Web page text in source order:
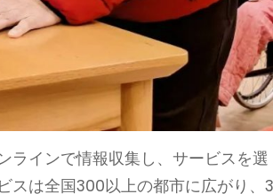
ラインで情報収集し、サービスを選
スは全国300以上の都市に広がり、